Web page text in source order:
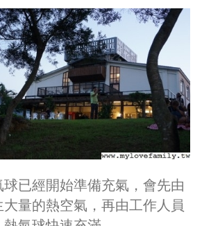
已經開始準備充氣，會先由
量的熱空氣，再由工作人員